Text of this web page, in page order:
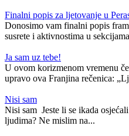
Finalni popis za ljetovanje u
Donosimo vam finalni popis
susrete i aktivnostima u
Ja sam uz tebe!
U ovom korizmenom vremenu
upravo ova Franjina rečenica:
Nisi sam
Nisi sam Jeste li se ikada
ljudima? Ne mislim na...